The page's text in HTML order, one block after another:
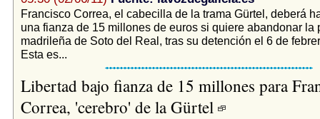
Francisco Correa, el cabecilla de la trama Gürtel, deberá
una fianza de 15 millones de euros si quiere abandonar la
madrileña de Soto del Real, tras su detención el 6 de
Esta es...
Libertad bajo fianza de 15 millones para
Correa, 'cerebro' de la Gürtel